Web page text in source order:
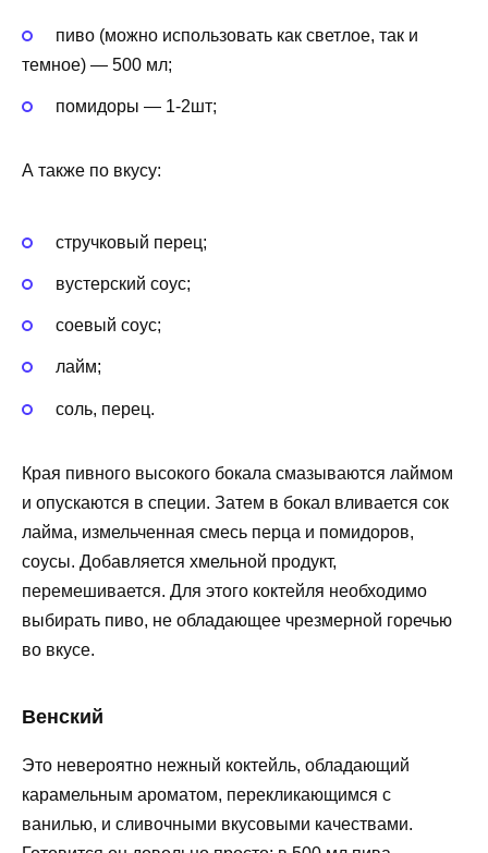
пиво (можно использовать как светлое, так и
темное) — 500 мл;
помидоры — 1-2шт;
А также по вкусу:
стручковый перец;
вустерский соус;
соевый соус;
лайм;
соль, перец.
Края пивного высокого бокала смазываются лаймом
и опускаются в специи. Затем в бокал вливается сок
лайма, измельченная смесь перца и помидоров,
соусы. Добавляется хмельной продукт,
перемешивается. Для этого коктейля необходимо
выбирать пиво, не обладающее чрезмерной горечью
во вкусе.
Венский
Это невероятно нежный коктейль, обладающий
карамельным ароматом, перекликающимся с
ванилью, и сливочными вкусовыми качествами.